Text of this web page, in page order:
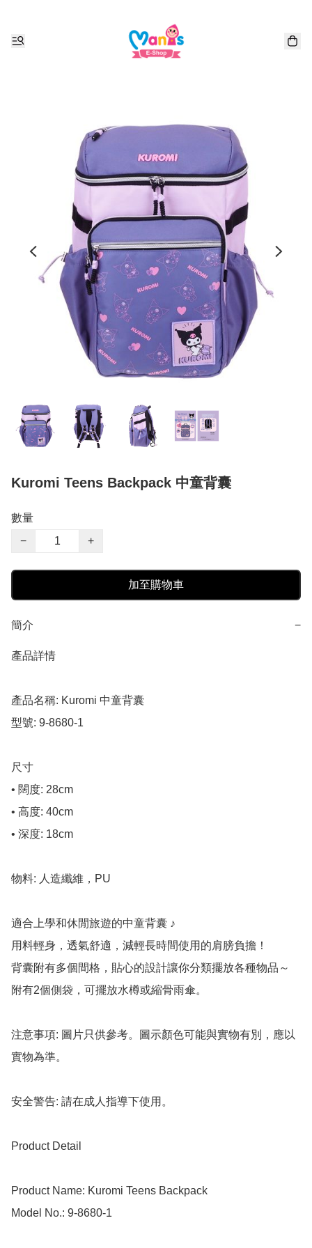
Kuromi Teens Backpack 中童背囊
數量
−
+
加至購物車
簡介 −
產品詳情
產品名稱: Kuromi 中童背囊
型號: 9-8680-1
尺寸
• 闊度: 28cm
• 高度: 40cm
• 深度: 18cm
物料: 人造纖維，PU
適合上學和休閒旅遊的中童背囊 ♪
用料輕身，透氣舒適，減輕長時間使用的肩膀負擔！
背囊附有多個間格，貼心的設計讓你分類擺放各種物品～
附有2個側袋，可擺放水樽或縮骨雨傘。
注意事項: 圖片只供參考。圖示顏色可能與實物有別，應以
實物為準。
安全警告: 請在成人指導下使用。
Product Detail
Product Name: Kuromi Teens Backpack
Model No.: 9-8680-1